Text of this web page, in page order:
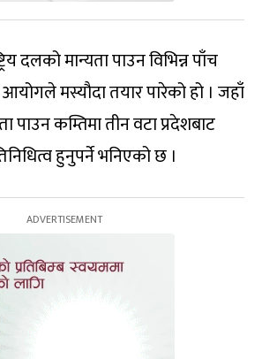
दलको मान्यता पाउन विभिन्न पाँच
मस्यौदा तयार पारेको हो । जहाँ
पाउन कम्तिमा तीन वटा प्रदेशबाट
हुनुपर्ने भनिएको छ ।